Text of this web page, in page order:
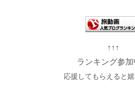
↑↑↑
ランキング参
応援してもらえると